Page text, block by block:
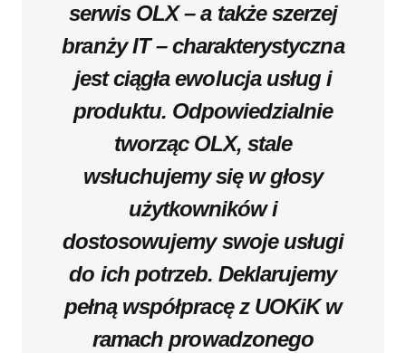
serwis OLX – a także szerzej
branży IT – charakterystyczna
jest ciągła ewolucja usług i
produktu. Odpowiedzialnie
tworząc OLX, stale
wsłuchujemy się w głosy
użytkowników i
dostosowujemy swoje usługi
do ich potrzeb. Deklarujemy
pełną współpracę z UOKiK w
ramach prowadzonego